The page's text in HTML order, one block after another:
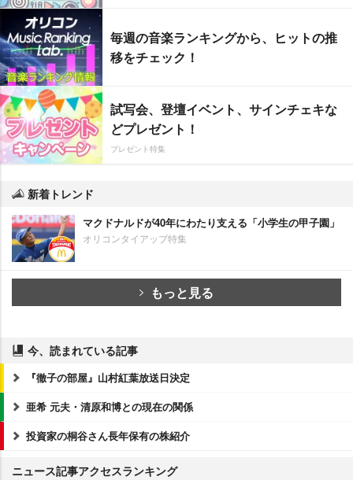
毎週の音楽ランキングから、ヒットの推
移をチェック！
試写会、登壇イベント、サインチェキな
どプレゼント！
プレゼント特集
新着トレンド
マクドナルドが40年にわたり支える「小学生の甲子園」
オリコンタイアップ特集
もっと見る
今、読まれている記事
『徹子の部屋』山村紅葉放送日決定
亜希 元夫・清原和博との現在の関係
投資家の桐谷さん長年保有の株紹介
ニュース記事アクセスランキング